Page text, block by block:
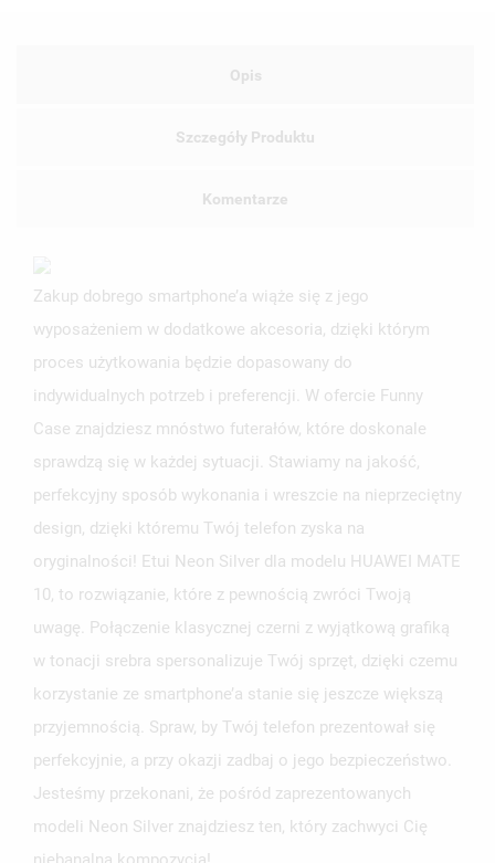
Opis
Szczegóły Produktu
Komentarze
Zakup dobrego smartphone’a wiąże się z jego
wyposażeniem w dodatkowe akcesoria, dzięki którym
proces użytkowania będzie dopasowany do
indywidualnych potrzeb i preferencji. W ofercie Funny
Case znajdziesz mnóstwo futerałów, które doskonale
sprawdzą się w każdej sytuacji. Stawiamy na jakość,
perfekcyjny sposób wykonania i wreszcie na nieprzeciętny
design, dzięki któremu Twój telefon zyska na
oryginalności! Etui Neon Silver dla modelu HUAWEI MATE
10, to rozwiązanie, które z pewnością zwróci Twoją
uwagę. Połączenie klasycznej czerni z wyjątkową grafiką
w tonacji srebra spersonalizuje Twój sprzęt, dzięki czemu
korzystanie ze smartphone’a stanie się jeszcze większą
przyjemnością. Spraw, by Twój telefon prezentował się
perfekcyjnie, a przy okazji zadbaj o jego bezpieczeństwo.
Jesteśmy przekonani, że pośród zaprezentowanych
modeli Neon Silver znajdziesz ten, który zachwyci Cię